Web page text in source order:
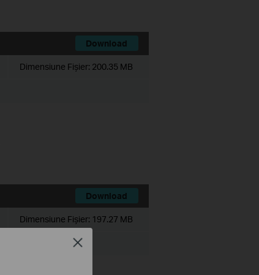
Download
Dimensiune Fişier: 200.35 MB
Download
Dimensiune Fişier: 197.27 MB
Close